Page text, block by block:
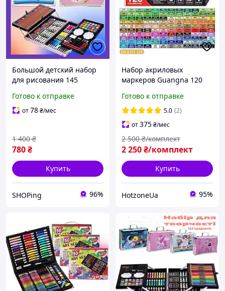
Большой детский набор
для рисования 145
металлическом чемодане
с поняшками
Готово к отправке
от78₴/мес
780₴
1 400 ₴
Купить
SHOPing 96%
Набор акриловых
маркеров Guangna 120
творчества раскрасок по
номерам Disney
Готово к отправке
5.0 (2)
от375₴/мес
2 250₴/комплект
2 500 ₴/комплект
Купить
HotzoneUa 95%